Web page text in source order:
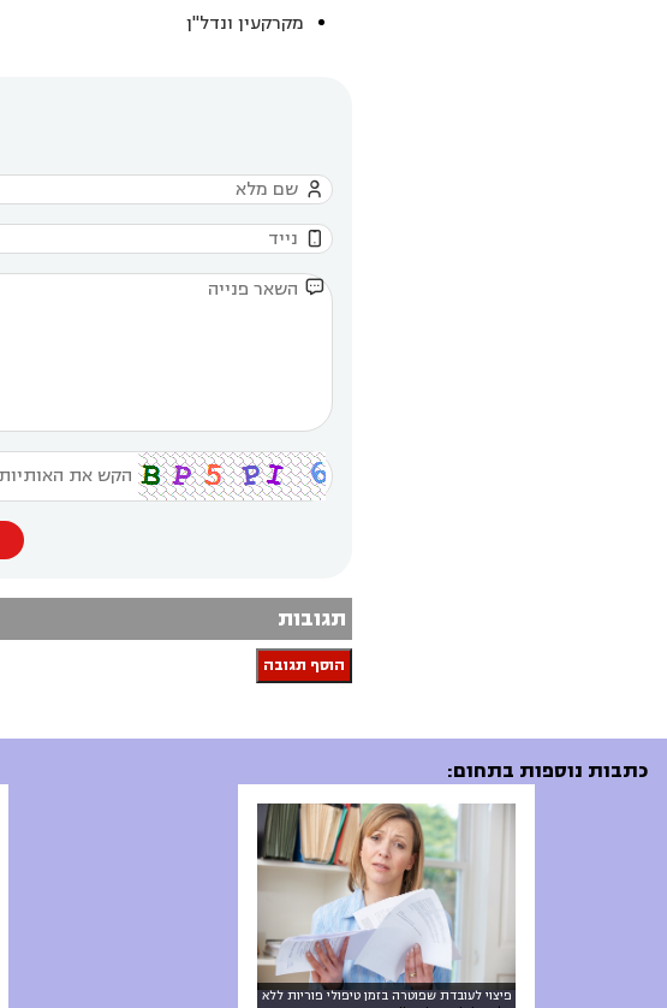
מקרקעין ונדל"ן



תגובות
הוסף תגובה
כתבות נוספות בתחום:
פיצוי לעובדת שפוטרה בזמן טיפולי פוריות ללא